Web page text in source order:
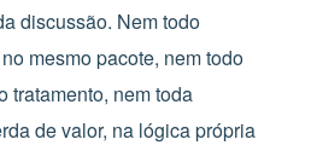
discussão. Nem todo
mesmo pacote, nem todo
tratamento, nem toda
de valor, na lógica própria